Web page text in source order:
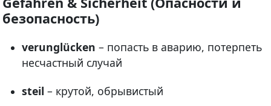
безопасность)
verunglücken – попасть в аварию, потерпеть
несчастный случай
steil – крутой, обрывистый